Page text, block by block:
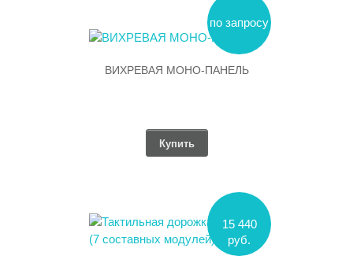
по запросу
ВИХРЕВАЯ МОНО-ПАНЕЛЬ
Купить
15 440
руб.